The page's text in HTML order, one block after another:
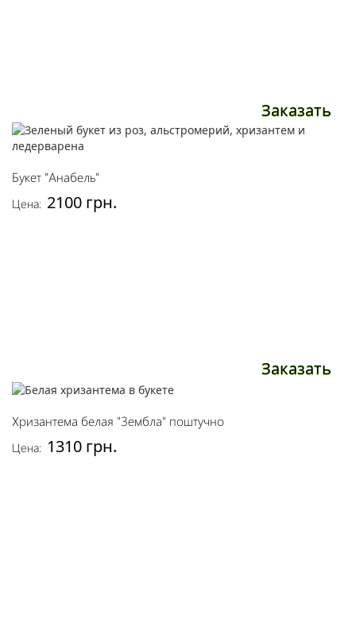
Заказать
Букет "Анабель"
Цена: 2100 грн.
Заказать
Хризантема белая "Зембла" поштучно
Цена: 1310 грн.